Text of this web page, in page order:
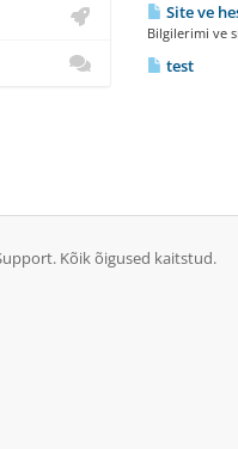
Site ve
Bilgilerimi ve
test
Kõik õigused kaitstud.